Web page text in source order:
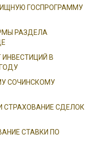
ГОСПРОГРАММУ
РАЗДЕЛА
В
СОЧИНСКОМУ
СТРАХОВАНИЕ СДЕЛОК
СТАВКИ ПО